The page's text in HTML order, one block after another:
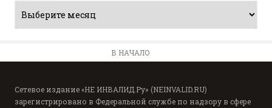
В НАЧАЛО
Сетевое издание «НЕ ИНВАЛИД.Ру» (NEINVALID.RU)
зарегистрировано в Федеральной службе по надзору в сфере